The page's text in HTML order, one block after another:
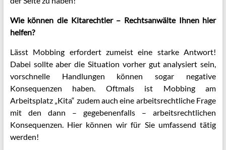
Wie können die Kitarechtler – Rechtsanwälte Ihnen hier
helfen?
Lässt Mobbing erfordert zumeist eine starke Antwort!
Dabei sollte aber die Situation vorher gut analysiert sein,
vorschnelle Handlungen können sogar negative
Konsequenzen haben. Oftmals ist Mobbing am
Arbeitsplatz „Kita“ zudem auch eine arbeitsrechtliche Frage
mit den dann – gegebenenfalls – arbeitsrechtlichen
Konsequenzen. Hier können wir für Sie umfassend tätig
werden!